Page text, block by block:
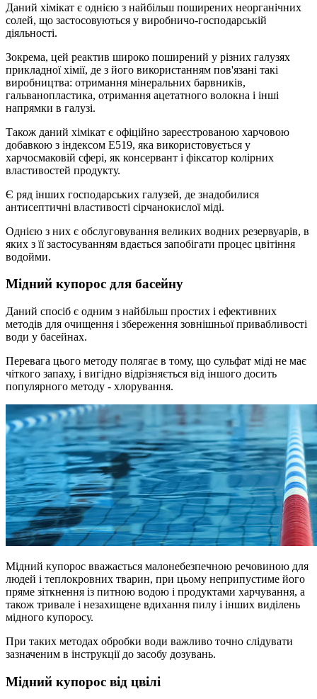
Даний хімікат є однією з найбільш поширених неорганічних
солей, що застосовуються у виробничо-господарській
діяльності.
Зокрема, цей реактив широко поширений у різних галузях
прикладної хімії, де з його використанням пов'язані такі
виробництва: отримання мінеральних барвників,
гальванопластика, отримання ацетатного волокна і інші
напрямки в галузі.
Також даний хімікат є офіційно зареєстрованою харчовою
добавкою з індексом Е519, яка використовується у
харчосмаковій сфері, як консервант і фіксатор колірних
властивостей продукту.
Є ряд інших господарських галузей, де знадобилися
антисептичні властивості сірчанокислої міді.
Однією з них є обслуговування великих водних резервуарів, в
яких з її застосуванням вдається запобігати процес цвітіння
водойми.
Мідний купорос для басейну
Даний спосіб є одним з найбільш простих і ефективних
методів для очищення і збереження зовнішньої привабливості
води у басейнах.
Перевага цього методу полягає в тому, що сульфат міді не має
чіткого запаху, і вигідно відрізняється від іншого досить
популярного методу - хлорування.
Мідний купорос вважається малонебезпечною речовиною для
людей і теплокровних тварин, при цьому неприпустиме його
пряме зіткнення із питною водою і продуктами харчування, а
також тривале і незахищене вдихання пилу і інших виділень
мідного купоросу.
При таких методах обробки води важливо точно слідувати
зазначеним в інструкції до засобу дозувань.
Мідний купорос від цвілі